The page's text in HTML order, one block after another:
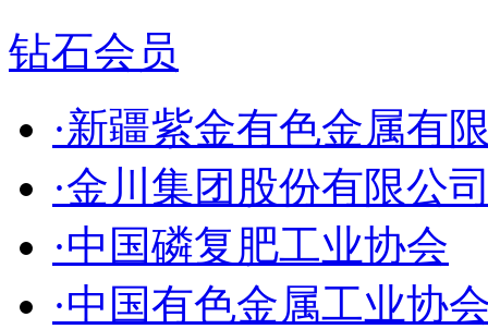
钻石会员
·新疆紫金有色金属有
·金川集团股份有限公
·中国磷复肥工业协会
·中国有色金属工业协